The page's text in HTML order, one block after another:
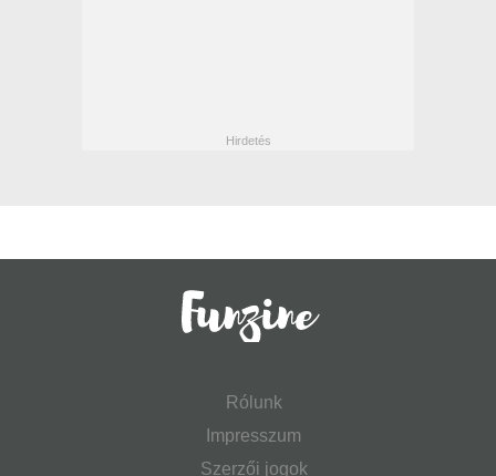
Rólunk
Impresszum
Szerzői jogok